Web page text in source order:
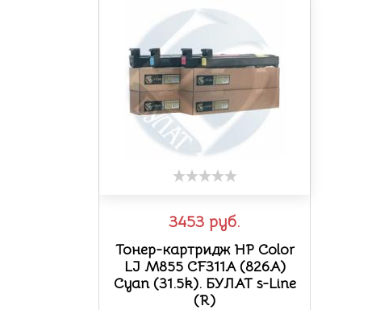
3453 руб.
Тонер-картридж HP Color
LJ M855 CF311A (826A)
Сyan (31.5k). БУЛАТ s-Line
(R)